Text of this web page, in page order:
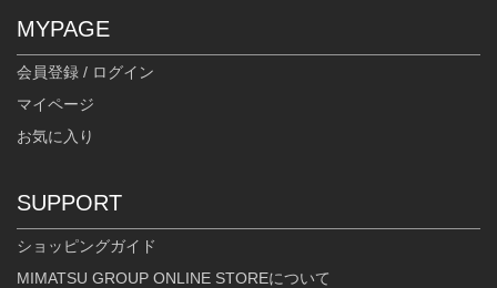
MYPAGE
会員登録 / ログイン
マイページ
お気に入り
SUPPORT
ショッピングガイド
MIMATSU GROUP ONLINE STOREについて